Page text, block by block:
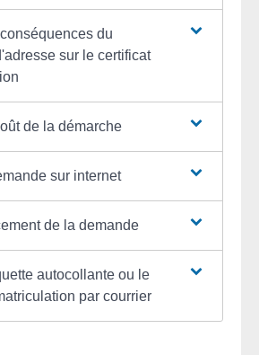
du
sur le certificat
de la démarche
sur internet
de la demande
autocollante ou le
par courrier